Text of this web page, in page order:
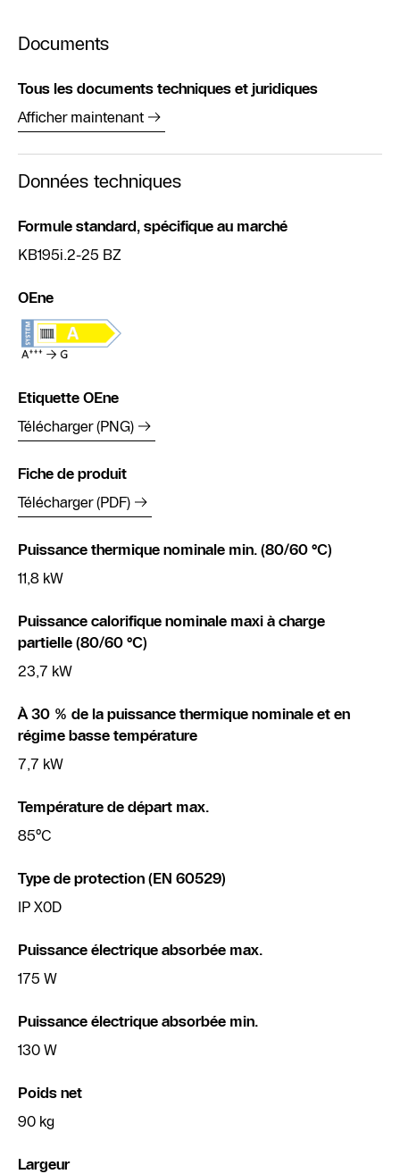
Documents
Tous les documents techniques et juridiques
Afficher maintenant
Données techniques
Formule standard, spécifique au marché
KB195i.2-25 BZ
OEne
Etiquette OEne
Télécharger (PNG)
Fiche de produit
Télécharger (PDF)
Puissance thermique nominale min. (80/60 °C)
11,8 kW
Puissance calorifique nominale maxi à charge
partielle (80/60 °C)
23,7 kW
À 30 % de la puissance thermique nominale et en
régime basse température
7,7 kW
Température de départ max.
85°C
Type de protection (EN 60529)
IP X0D
Puissance électrique absorbée max.
175 W
Puissance électrique absorbée min.
130 W
Poids net
90 kg
Largeur